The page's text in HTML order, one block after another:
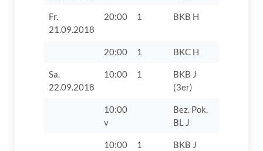
Fr.
21.09.2018
20:00 1 BKB H
20:00 1 BKC H
Sa.
22.09.2018
10:00 1
BKB J
(3er)
10:00
v
Bez. Pok.
BL J
10:00 1
BKB J